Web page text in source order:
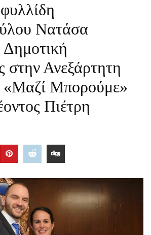
Νατάσα
στην Ανεξάρτητη
Μπορούμε»
Πιέτρη